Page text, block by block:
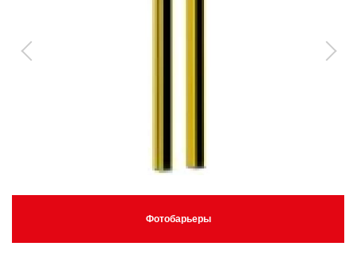
Фотобарьеры